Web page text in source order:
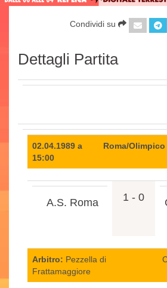
Condividi su
Dettagli Partita
02.04.1989 a
15:00
Roma/Olimpico
A.S. Roma 1 - 0
Arbitro: Pezzella di
Frattamaggiore